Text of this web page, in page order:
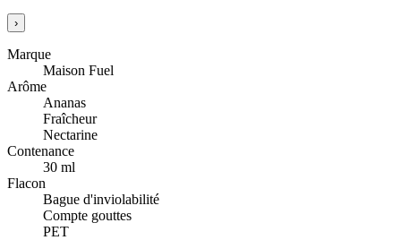
›
Marque
Maison Fuel
Arôme
Ananas
Fraîcheur
Nectarine
Contenance
30 ml
Flacon
Bague d'inviolabilité
Compte gouttes
PET